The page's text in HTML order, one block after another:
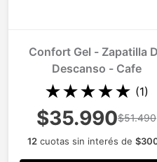
Confort Gel - Zapatilla
Descanso - Cafe
★★★★★ (1)
$35.990$51.490
12 cuotas sin interés de$